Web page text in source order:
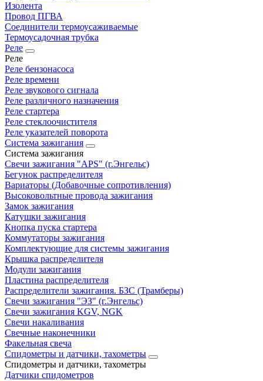
Изолента
Провод ПГВА
Соединители термоусаживаемые
Термоусадочная трубка
Реле
Реле
Реле бензонасоса
Реле времени
Реле звукового сигнала
Реле различного назначения
Реле стартера
Реле стеклоочистителя
Реле указателей поворота
Система зажигания
Система зажигания
Свечи зажигания "APS" (г.Энгельс)
Бегунок распределителя
Вариаторы (Добавочные сопротивления)
Высоковольтные провода зажигания
Замок зажигания
Катушки зажигания
Кнопка пуска стартера
Коммутаторы зажигания
Комплектующие для системы зажигания
Крышка распределителя
Модули зажигания
Пластина распределителя
Распределители зажигания. БЗС (Трамберы)
Свечи зажигания "ЭЗ" (г.Энгельс)
Свечи зажигания KGV, NGK
Свечи накаливания
Свечные наконечники
Факельная свеча
Спидометры и датчики, тахометры
Спидометры и датчики, тахометры
Датчики спидометров